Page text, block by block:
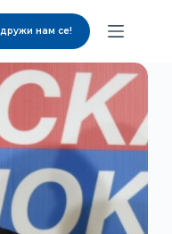
нам се!